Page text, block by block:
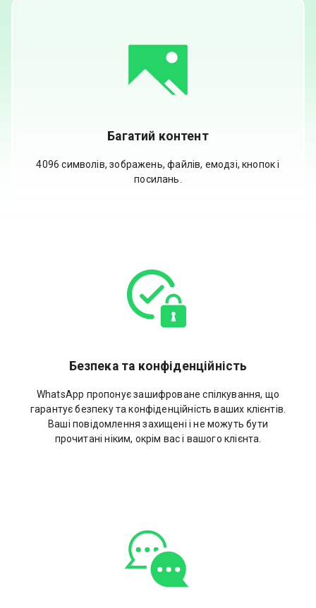
Багатий контент
4096 символів, зображень, файлів, емодзі, кнопок і
посилань.
Безпека та конфіденційність
WhatsApp пропонує зашифроване спілкування, що
гарантує безпеку та конфіденційність ваших клієнтів.
Ваші повідомлення захищені і не можуть бути
прочитані ніким, окрім вас і вашого клієнта.